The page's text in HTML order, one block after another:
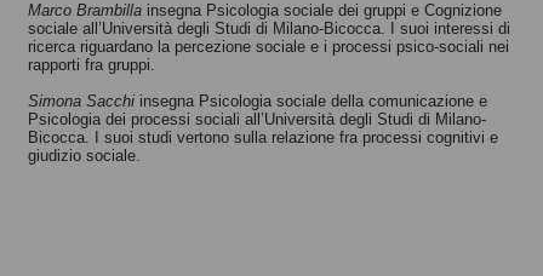
Marco Brambilla insegna Psicologia sociale dei gruppi e Cognizione
sociale all’Università degli Studi di Milano-Bicocca. I suoi interessi di
ricerca riguardano la percezione sociale e i processi psico-sociali nei
rapporti fra gruppi.
Simona Sacchi insegna Psicologia sociale della comunicazione e
Psicologia dei processi sociali all’Università degli Studi di Milano-
Bicocca. I suoi studi vertono sulla relazione fra processi cognitivi e
giudizio sociale.